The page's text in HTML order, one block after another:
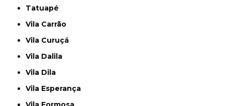
Tatuapé
Vila Carrão
Vila Curuçá
Vila Dalila
Vila Dila
Vila Esperança